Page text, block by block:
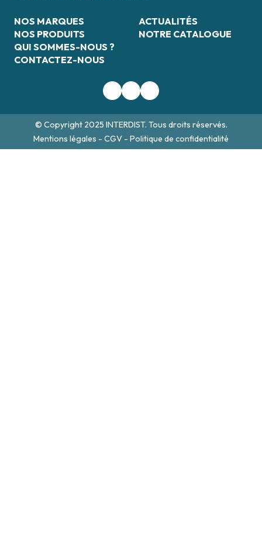
NOS MARQUES
NOS PRODUITS
QUI SOMMES-NOUS ?
CONTACTEZ-NOUS
ACTUALITÉS
NOTRE CATALOGUE
© Copyright 2025 INTERDIST. Tous droits réservés.
Mentions légales - CGV - Politique de confidentialité